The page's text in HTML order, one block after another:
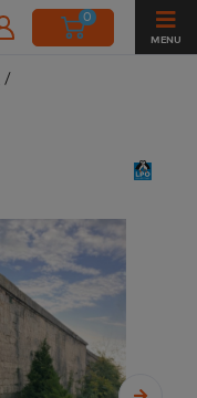
0
MENU
/